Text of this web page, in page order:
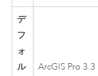
デ
フ
ォ
ル
ArcGIS Pro 3.3